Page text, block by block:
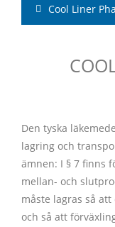
Cool Liner
Den tyska
lagring och
ämnen: I § 7 finns
mellan- och
måste lagras så
och så att